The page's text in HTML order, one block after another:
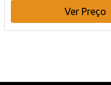
Ver Preço